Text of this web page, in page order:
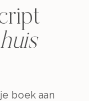
huis
boek aan